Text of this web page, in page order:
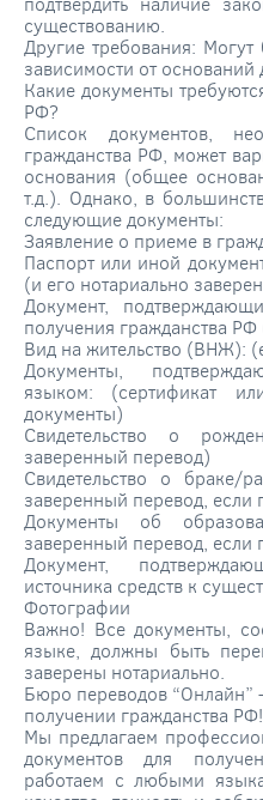
существованию.
Другие требования:
зависимости от оснований
Какие документы
РФ?
Список документов,
гражданства РФ, может
основания (общее
т.д.). Однако, в
следующие документы:
Заявление о приеме в
Паспорт или иной
(и его нотариально
Документ,
получения гражданства РФ
Вид на жительство (ВНЖ):
Документы,
языком: (сертификат
документы)
Свидетельство о
заверенный перевод)
Свидетельство о браке/
заверенный перевод,
Документы об
заверенный перевод,
Документ,
источника средств к
Фотографии
Важно! Все документы,
языке, должны быть
заверены нотариально.
Бюро переводов
получении гражданства РФ!
Мы предлагаем
документов для
работаем с любыми